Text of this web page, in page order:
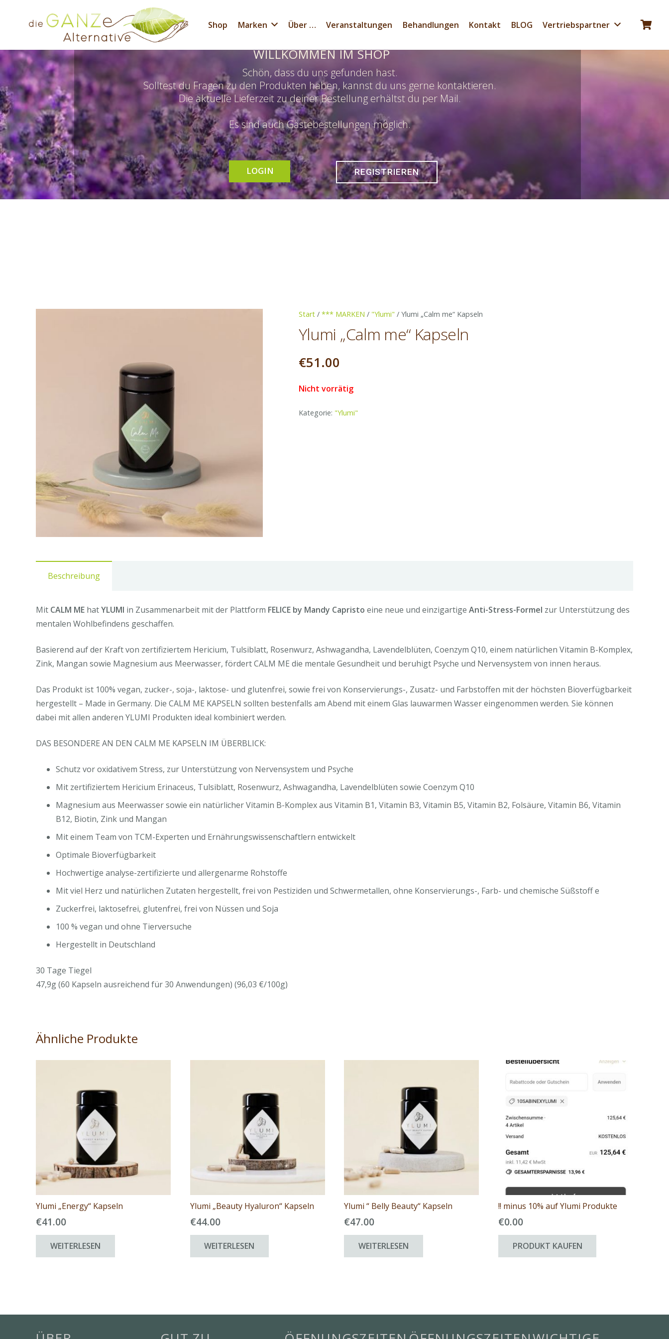
Shop Marken Über … Veranstaltungen Behandlungen Kontakt BLOG Vertriebspartner
WILLKOMMEN IM SHOP
Schön, dass du uns gefunden hast.
Solltest du Fragen zu den Produkten haben, kannst du uns gerne kontaktieren.
Die aktuelle Lieferzeit zu deiner Bestellung erhältst du per Mail.
Es sind auch Gästebestellungen möglich.
REGISTRIEREN
LOGIN
Start / *** MARKEN / "Ylumi" / Ylumi „Calm me“ Kapseln
Ylumi „Calm me“ Kapseln
€51.00
Nicht vorrätig
Kategorie: "Ylumi"
Beschreibung
Mit CALM ME hatYLUMI in Zusammenarbeit mit der Plattform FELICE by Mandy Capristo eine neue und einzigartige Anti-Stress-Formel zur Unterstützung des
mentalen Wohlbefindens geschaffen.
Basierend auf der Kraft von zertifiziertem Hericium, Tulsiblatt, Rosenwurz, Ashwagandha, Lavendelblüten, Coenzym Q10, einem natürlichen Vitamin B-Komplex,
Zink, Mangan sowie Magnesium aus Meerwasser, fördert CALM ME die mentale Gesundheit und beruhigt Psyche und Nervensystem von innen heraus.
Das Produkt ist 100% vegan, zucker-, soja-, laktose- und glutenfrei, sowie frei von Konservierungs-, Zusatz- und Farbstoffen mit der höchsten Bioverfügbarkeit
hergestellt – Made in Germany. Die CALM ME KAPSELN sollten bestenfalls am Abend mit einem Glas lauwarmen Wasser eingenommen werden. Sie können
dabei mit allen anderen YLUMI Produkten ideal kombiniert werden.
DAS BESONDERE AN DEN CALM ME KAPSELN IM ÜBERBLICK:
Schutz vor oxidativem Stress, zur Unterstützung von Nervensystem und Psyche
Mit zertifiziertem Hericium Erinaceus, Tulsiblatt, Rosenwurz, Ashwagandha, Lavendelblüten sowie Coenzym Q10
Magnesium aus Meerwasser sowie ein natürlicher Vitamin B-Komplex aus Vitamin B1, Vitamin B3, Vitamin B5, Vitamin B2, Folsäure, Vitamin B6, Vitamin
B12, Biotin, Zink und Mangan
Mit einem Team von TCM-Experten und Ernährungswissenschaftlern entwickelt
Optimale Bioverfügbarkeit
Hochwertige analyse-zertifizierte und allergenarme Rohstoffe
Mit viel Herz und natürlichen Zutaten hergestellt, frei von Pestiziden und Schwermetallen, ohne Konservierungs-, Farb- und chemische Süßstoff e
Zuckerfrei, laktosefrei, glutenfrei, frei von Nüssen und Soja
100 % vegan und ohne Tierversuche
Hergestellt in Deutschland
30 Tage Tiegel
47,9g (60 Kapseln ausreichend für 30 Anwendungen) (96,03 €/100g)
Ähnliche Produkte
Ylumi „Energy“ Kapseln
€41.00
WEITERLESEN
Ylumi „Beauty Hyaluron“ Kapseln
€44.00
WEITERLESEN
Ylumi “ Belly Beauty“ Kapseln
€47.00
WEITERLESEN
!! minus 10% auf Ylumi Produkte
€0.00
PRODUKT KAUFEN